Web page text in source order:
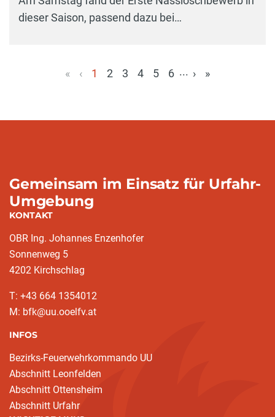
dieser Saison, passend dazu bei…
« ‹
1
2 3 4 5 6 ... › »
Gemeinsam im Einsatz für Urfahr-
Umgebung
KONTAKT
OBR Ing. Johannes Enzenhofer
Sonnenweg 5
4202 Kirchschlag
T: +43 664 1354012
M: bfk@uu.ooelfv.at
INFOS
Bezirks-Feuerwehrkommando UU
Abschnitt Leonfelden
Abschnitt Ottensheim
Abschnitt Urfahr